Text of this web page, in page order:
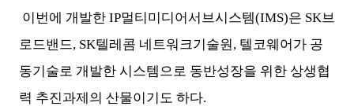
이번에 개발한 IP멀티미디어서브시스템(IMS)은 SK브
로드밴드, SK텔레콤 네트워크기술원, 텔코웨어가 공
동기술로 개발한 시스템으로 동반성장을 위한 상생협
력 추진과제의 산물이기도 하다.